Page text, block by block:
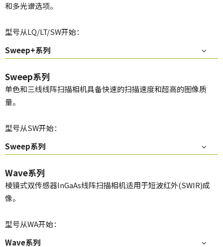
和多光谱选项。
型号从LQ/LT/SW开始：
Sweep+系列
Sweep系列
单色和三线线阵扫描相机具备快速的扫描速度和超高的图像质
量。
型号从SW开始：
Sweep系列
Wave系列
棱镜式双传感器InGaAs线阵扫描相机适用于短波红外(SWIR)成
像。
型号从WA开始：
Wave系列